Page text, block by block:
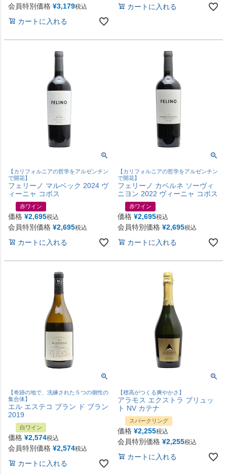
会員特別価格 ¥3,179税込
カートに入れる
カートに入れる
【カリフォルニアの哲学をアルゼンチン
で開花】
フェリーノ マルベック 2024 ヴ
ィーニャ コボス
赤ワイン
価格 ¥2,695税込
会員特別価格 ¥2,695税込
カートに入れる
【カリフォルニアの哲学をアルゼンチン
で開花】
フェリーノ カベルネ ソーヴィ
ニヨン 2022 ヴィーニャ コボス
赤ワイン
価格 ¥2,695税込
会員特別価格 ¥2,695税込
カートに入れる
【奇跡の地で、洗練された５つの個性の
集合体】
エル エステコ ブラン ド ブラン
2019
白ワイン
価格 ¥2,574税込
会員特別価格 ¥2,574税込
カートに入れる
【標高がつくる爽やかさ】
アラモス エクストラ ブリュッ
ト NV カテナ
スパークリング
価格 ¥2,255税込
会員特別価格 ¥2,255税込
カートに入れる